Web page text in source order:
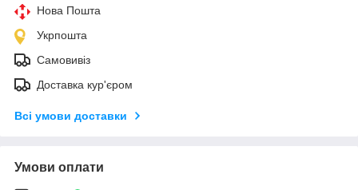
Нова Пошта
Укрпошта
Самовивіз
Доставка кур'єром
Всі умови доставки
Умови оплати